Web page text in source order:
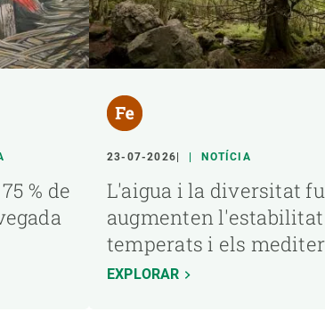
% de
23-07-2026 NOTÍCIA
L'aigua i la diversitat
augmenten l'estabilitat
temperats i els
EXPLORAR